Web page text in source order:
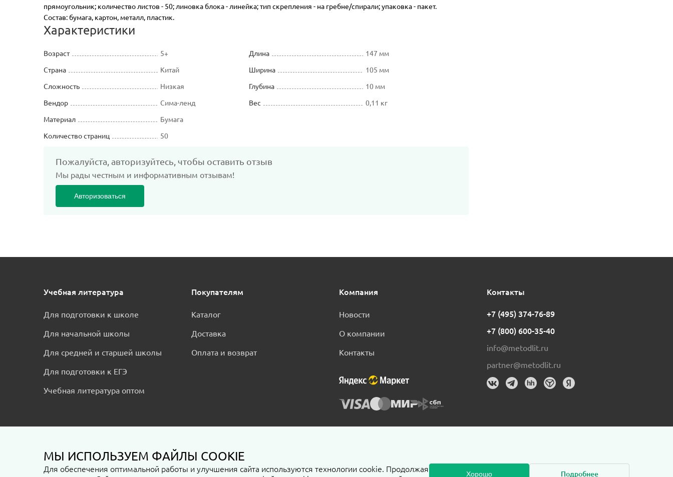
прямоугольник; количество листов - 50; линовка блока - линейка; тип скрепления - на гребне/спирали; упаковка - пакет.
Состав: бумага, картон, металл, пластик.
Характеристики
Возраст
5+
Страна
Китай
Сложность
Низкая
Вендор
Сима-ленд
Материал
Бумага
Количество страниц
50
Длина
147 мм
Ширина
105 мм
Глубина
10 мм
Вес
0,11 кг
Пожалуйста, авторизуйтесь, чтобы оставить отзыв
Мы рады честным и информативным отзывам!
Авторизоваться
Учебная литература
Для подготовки к школе
Для начальной школы
Для средней и старшей школы
Для подготовки к ЕГЭ
Учебная литература оптом
Покупателям
Каталог
Доставка
Оплата и возврат
Компания
Новости
О компании
Контакты
Контакты
+7 (495) 374-76-89
+7 (800) 600-35-40
info@metodlit.ru
partner@metodlit.ru
Пользовательское соглашение Политика конфиденциальности
МЫ ИСПОЛЬЗУЕМ ФАЙЛЫ COOKIE
Для обеспечения оптимальной работы и улучшения сайта используются технологии cookie. Продолжая
Хорошо Подробнее